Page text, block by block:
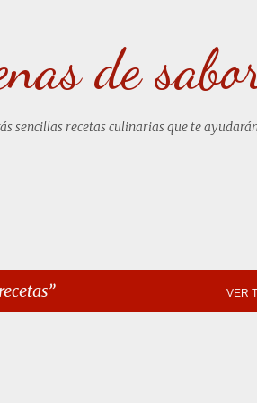
de
sencillas recetas culinarias que te
VER